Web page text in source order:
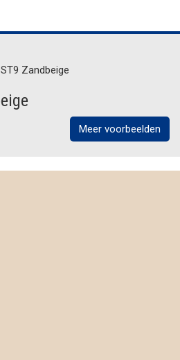
Zandbeige
Meer voorbeelden